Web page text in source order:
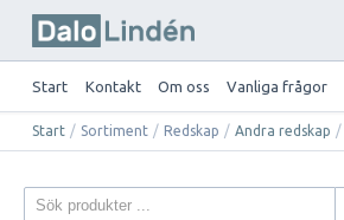
Start Kontakt Om oss Vanliga frågor
Start / Sortiment / Redskap / Andra redskap /